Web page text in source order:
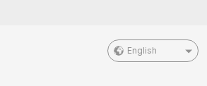
English